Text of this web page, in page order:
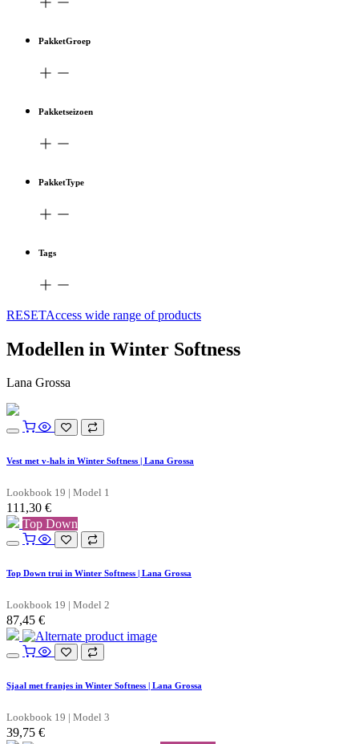
PakketGroep
Pakketseizoen
PakketType
Tags
RESETAccess wide range of products
Modellen in Winter Softness
Lana Grossa
Vest met v-hals in Winter Softness | Lana Grossa
Lookbook 19 | Model 1
111,30 €
Top Down
Top Down trui in Winter Softness | Lana Grossa
Lookbook 19 | Model 2
87,45 €
Sjaal met franjes in Winter Softness | Lana Grossa
Lookbook 19 | Model 3
39,75 €